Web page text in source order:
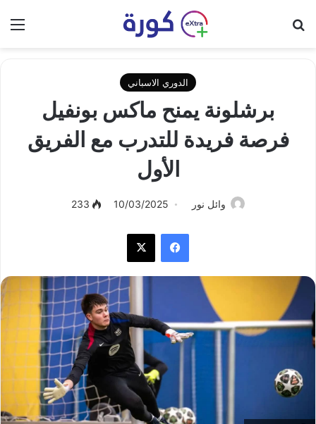
الدوري الاسباني
برشلونة يمنح ماكس بونفيل
فرصة فريدة للتدرب مع الفريق
الأول
وائل نور 10/03/2025
233
فيسبوك